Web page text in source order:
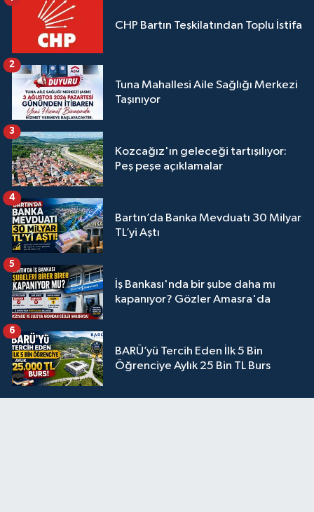
CHP Bartın Teşkilatından Toplu İstifa
Tuna Mahallesi Aile Sağlığı Merkezi
Taşınıyor
2
Kozcağız'ın geleceği tartışılıyor:
Peş peşe açıklamalar
3
Bartın’da Banka Mevduatı 30 Milyar
TL’yi Aştı
4
İş Bankası'nda bir şube daha mı
kapanıyor? Gözler Amasra'da
5
BARÜ’yü Tercih Eden İlk 5 Bin
Öğrenciye Aylık 25 Bin TL Burs
6